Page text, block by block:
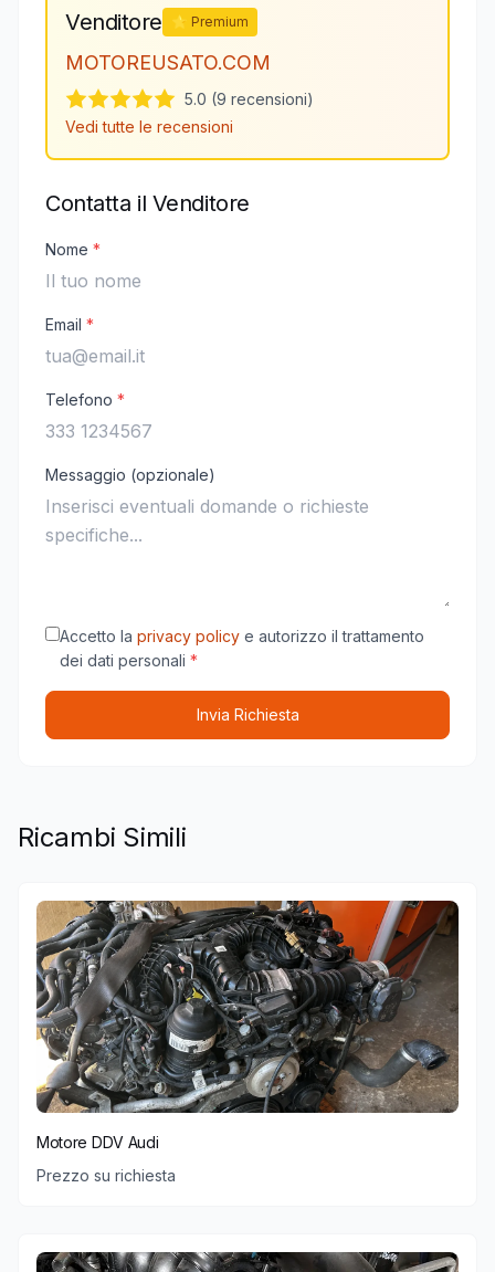
Venditore ⭐ Premium
MOTOREUSATO.COM
5.0 (9 recensioni)
Vedi tutte le recensioni
Contatta il Venditore
Nome *
Email *
Telefono *
Messaggio (opzionale)
Accetto la privacy policy e autorizzo il trattamento
dei dati personali *
Invia Richiesta
Ricambi Simili
Motore DDV Audi
Prezzo su richiesta